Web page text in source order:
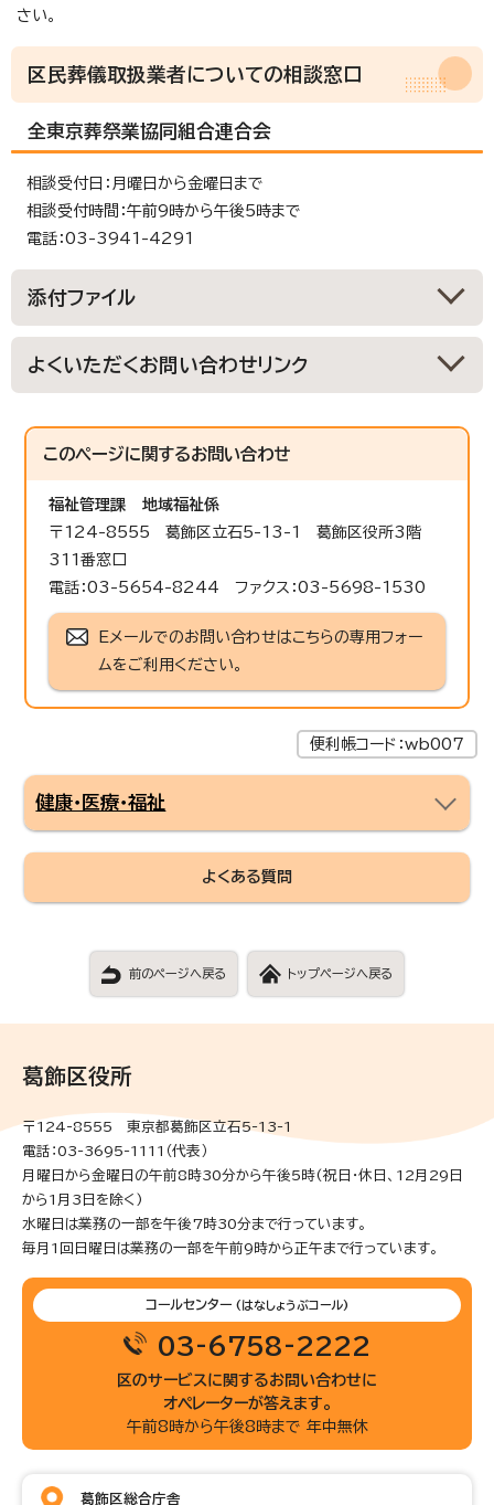
さい。
区民葬儀取扱業者についての相談窓口
全東京葬祭業協同組合連合会
相談受付日：月曜日から金曜日まで
相談受付時間：午前9時から午後5時まで
電話：03-3941-4291
添付ファイル
よくいただくお問い合わせリンク
このページに関するお問い合わせ
福祉管理課
地域福祉係
〒124-8555 葛飾区立石5-13-1 葛飾区役所3階
311番窓口
電話：03-5654-8244 ファクス：03-5698-1530
Eメールでのお問い合わせはこちらの専用フォー
ムをご利用ください。
便利帳コード：wb007
健康・医療・福祉
よくある質問
前のページへ戻る トップページへ戻る
葛飾区役所
〒124-8555 東京都葛飾区立石5-13-1
電話：03-3695-1111（代表）
月曜日から金曜日の午前8時30分から午後5時(祝日・休日、12月29日
から1月3日を除く)
水曜日は業務の一部を午後7時30分まで行っています。
毎月1回日曜日は業務の一部を午前9時から正午まで行っています。
コールセンター (はなしょうぶコール)
03-6758-2222
区のサービスに関するお問い合わせに
オペレーターが答えます。
午前8時から午後8時まで 年中無休
葛飾区総合庁舎